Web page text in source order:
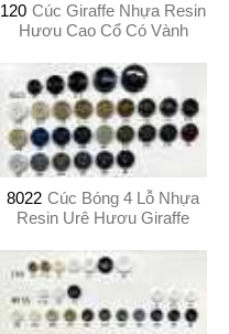
120 Cúc Giraffe Nhựa Resin
Hươu Cao Cổ Có Vành
8022 Cúc Bóng 4 Lỗ Nhựa
Resin Urê Hươu Giraffe